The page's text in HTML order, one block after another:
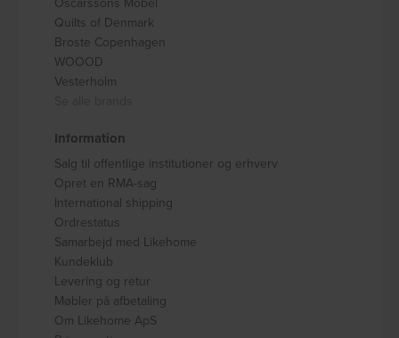
Quilts of Denmark
Broste Copenhagen
WOOOD
Vesterholm
Information
Salg til offentlige institutioner og erhverv
Opret en RMA-sag
International shipping
Ordrestatus
Samarbejd med Likehome
Kundeklub
Levering og retur
Møbler på afbetaling
Om Likehome ApS